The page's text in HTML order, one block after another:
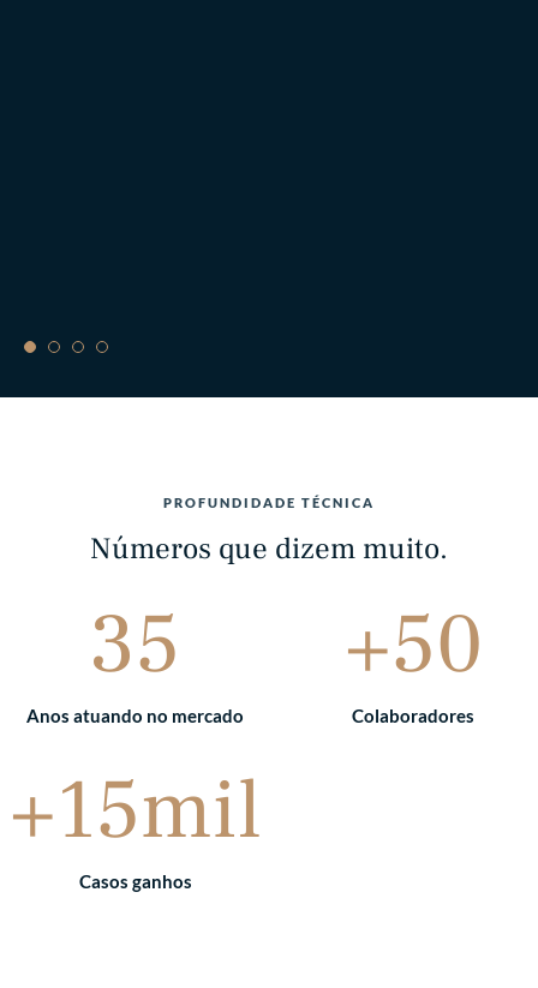
PROFUNDIDADE TÉCNICA
Números que dizem muito.
35
Anos atuando no mercado
+50
Colaboradores
+15mil
Casos ganhos